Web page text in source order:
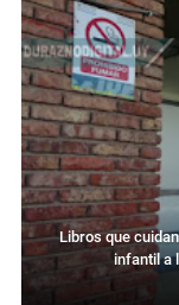
Libros que
infantil a